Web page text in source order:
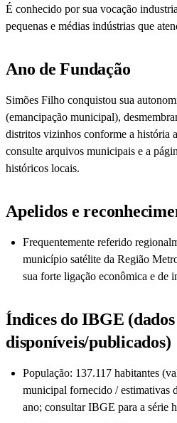
É conhecido por sua vocação
pequenas e médias indústrias que
Ano de Fundação
Simões Filho conquistou sua
(emancipação municipal),
distritos vizinhos conforme a
consulte arquivos municipais e a
históricos locais.
Apelidos e
Frequentemente referido
município satélite da Região
sua forte ligação econômica e de
Índices do IBGE (dados
disponíveis/publicados)
População: 137.117 habitantes
municipal fornecido / estimativas
ano; consultar IBGE para a série